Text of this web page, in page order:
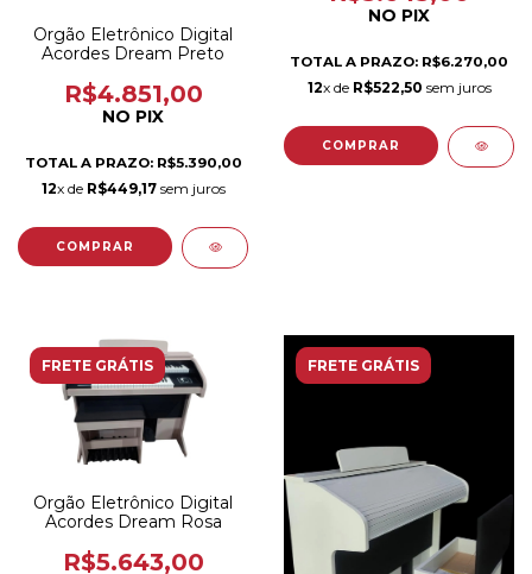
Orgão Eletrônico Digital
Acordes Dream Preto
R$4.851,00
NO PIX
TOTAL A PRAZO: R$5.390,00
12x de R$449,17sem juros
NO PIX
TOTAL A PRAZO: R$6.270,00
12x de R$522,50 sem juros
FRETE GRÁTIS
Orgão Eletrônico Digital
Acordes Dream Rosa
R$5.643,00
FRETE GRÁTIS